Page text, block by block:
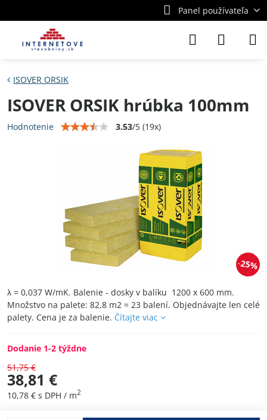
Panel používateľa
25%
ISOVER ORSIK
ISOVER ORSIK hrúbka 100mm
Hodnotenie 3.53/5 (19x)
λ = 0,037 W/mK. Balenie - dosky v balíku 1200 x 600 mm.
Množstvo na palete: 82,8 m2 = 23 balení. Objednávajte len celé
palety. Cena je za balenie. Čítajte viac
Dodanie 1-2 týždne
51,75 €
38,81 €
10,78 € s DPH / m2